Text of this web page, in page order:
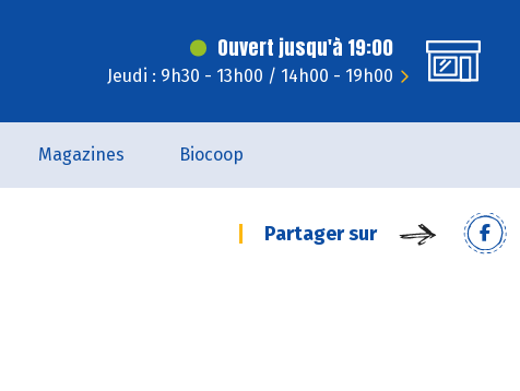
Ouvert jusqu'à 19:00
Jeudi : 9h30 - 13h00 / 14h00 - 19h00
Magazines Biocoop
Partager sur